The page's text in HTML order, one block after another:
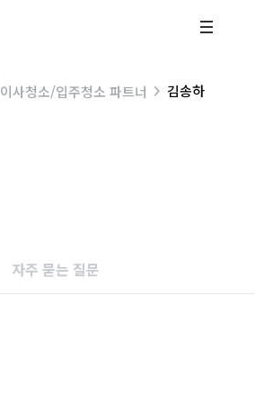
이사청소/입주청소 파트너 김송하
자주 묻는 질문